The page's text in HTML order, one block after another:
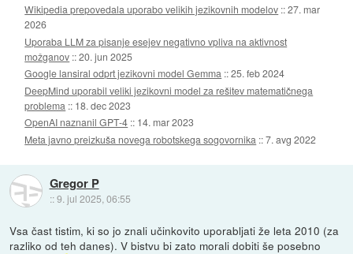
Wikipedia prepovedala uporabo velikih jezikovnih modelov ::27. mar
2026
Uporaba LLM za pisanje esejev negativno vpliva na aktivnost
možganov ::20. jun 2025
Google lansiral odprt jezikovni model Gemma ::25. feb 2024
DeepMind uporabil veliki jezikovni model za rešitev matematičnega
problema :: 18. dec 2023
OpenAI naznanil GPT-4 :: 14. mar 2023
Meta javno preizkuša novega robotskega sogovornika ::7. avg 2022
Gregor P
::9. jul 2025, 06:55
Vsa čast tistim, ki so jo znali učinkovito uporabljati že leta 2010 (za
razliko od teh danes). V bistvu bi zato morali dobiti še posebno